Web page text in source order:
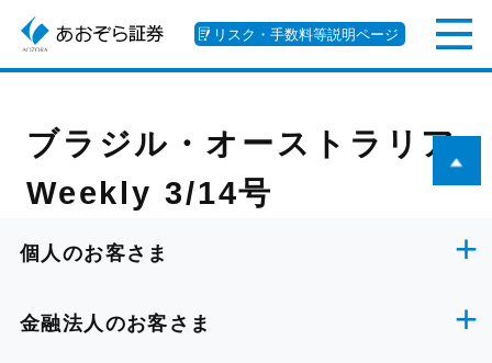
リスク・手数料等説明ページ
ブラジル・オーストラリア
Weekly 3/14号
個人のお客さま
金融法人のお客さま